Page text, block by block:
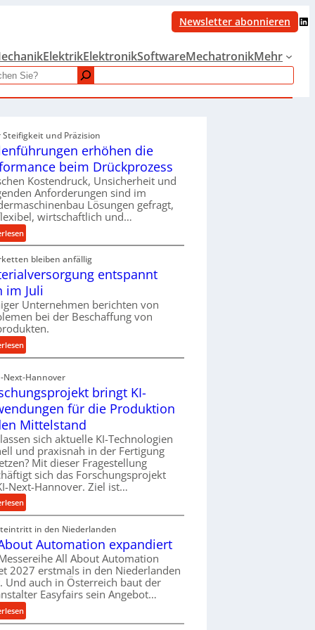
Newsletter abonnieren LinkedIn
ElektrikElektronikSoftwareMechatronikMehr
Steifigkeit und Präzision
erhöhen die
beim Drückprozess
Kostendruck, Unsicherheit und
Anforderungen sind im
Lösungen gefragt,
wirtschaftlich und…
:
R
o
l
e
n
f
ü
h
u
n
g
e
n
e
r
h
ö
e
n
i
e
P
e
r
f
bleiben anfällig
entspannt
im Juli
Unternehmen berichten von
bei der Beschaffung von
:
M
e
r
i
a
l
v
e
r
s
o
r
g
u
n
g
e
n
t
Next-Hannover
bringt KI-
für die Produktion
Mittelstand
sich aktuelle KI-Technologien
und praxisnah in der Fertigung
Mit dieser Fragestellung
sich das Forschungsprojekt
Next-Hannover. Ziel ist…
:
F
o
r
s
c
h
u
n
g
in den Niederlanden
Automation expandiert
All About Automation
2027 erstmals in den Niederlanden
Und auch in Österreich baut der
Easyfairs sein Angebot…
:
A